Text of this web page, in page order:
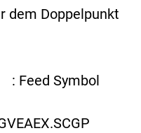
dem Doppelpunkt
Symbol